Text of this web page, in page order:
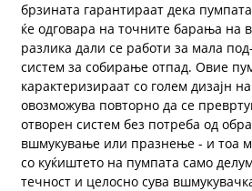
брзината гарантираат дека
ќе одговара на точните барања на
разлика дали се работи за мала
систем за собирање отпад. Овие
карактеризираат со голем дизајн
овозможува повторно да се
отворен систем без потреба од
вшмукување или празнење - и тоа
со куќиштето на пумпата само
течност и целосно сува